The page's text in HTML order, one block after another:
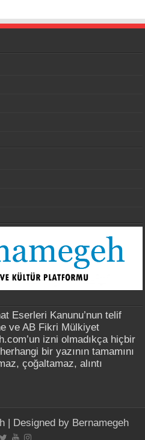
Eserleri Kanunu’nun telif
ve AB Fikri Mülkiyet
izni olmadıkça hiçbir
bir yazının tamamını
çoğaltamaz, alıntı
| Designed by Bernamegeh